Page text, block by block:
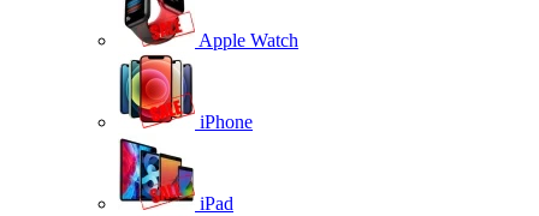
Apple Watch
iPhone
iPad